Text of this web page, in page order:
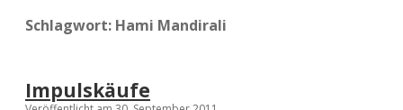
Schlagwort: Hami Mandirali
Impulskäufe